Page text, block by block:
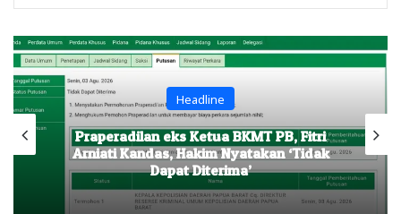
Headline
Praperadilan eks Ketua BKMT PB, Fitri
Arniati Kandas, Hakim Nyatakan ‘Tidak
Dapat Diterima’